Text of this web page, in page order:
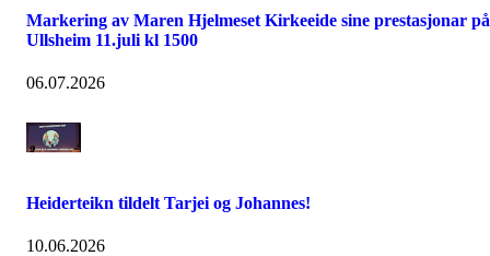
Markering av Maren Hjelmeset Kirkeeide sine prestasjonar på
Ullsheim 11.juli kl 1500
06.07.2026
Heiderteikn tildelt Tarjei og Johannes!
10.06.2026